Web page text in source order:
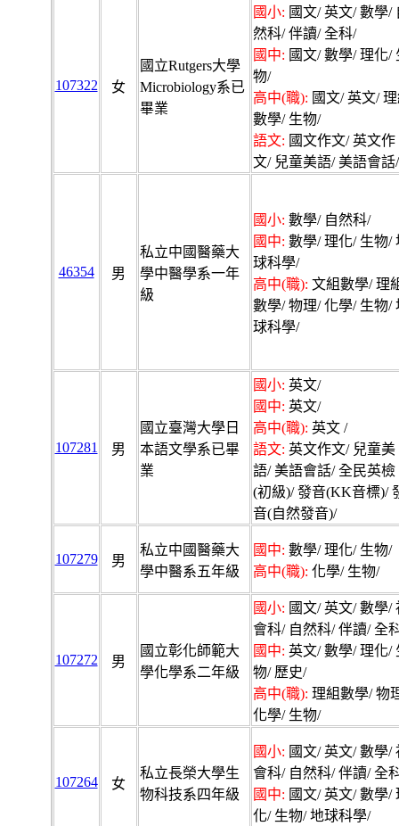
107322 女
國立Rutgers大學
Microbiology系已
畢業
國小: 國文/ 英文/ 數學/
然科/ 伴讀/ 全科/
國中: 國文/ 數學/ 理化/
物/
高中(職): 國文/ 英文/
數學/ 生物/
語文: 國文作文/ 英文作
文/ 兒童美語/ 美語會話/
46354 男
私立中國醫藥大
學中醫學系一年
級
國小: 數學/ 自然科/
國中: 數學/ 理化/ 生物/
球科學/
高中(職): 文組數學/ 理
數學/ 物理/ 化學/ 生物/
球科學/
107281 男
國立臺灣大學日
本語文學系已畢
業
國小: 英文/
國中: 英文/
高中(職): 英文 /
語文: 英文作文/ 兒童美
語/ 美語會話/ 全民英檢
(初級)/ 發音(KK音標)/
音(自然發音)/
107279 男
私立中國醫藥大
學中醫系五年級
國中: 數學/ 理化/ 生物/
高中(職): 化學/ 生物/
107272 男
國立彰化師範大
學化學系二年級
國小: 國文/ 英文/ 數學/
會科/ 自然科/ 伴讀/ 全
國中: 英文/ 數學/ 理化/
物/ 歷史/
高中(職): 理組數學/ 物
化學/ 生物/
107264 女
私立長榮大學生
物科技系四年級
國小: 國文/ 英文/ 數學/
會科/ 自然科/ 伴讀/ 全
國中: 國文/ 英文/ 數學/
化/ 生物/ 地球科學/